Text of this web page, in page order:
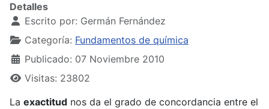
Detalles
Escrito por: Germán Fernández
Categoría: Fundamentos de química
Publicado: 07 Noviembre 2010
Visitas: 23802
La exactitud nos da el grado de concordancia entre el